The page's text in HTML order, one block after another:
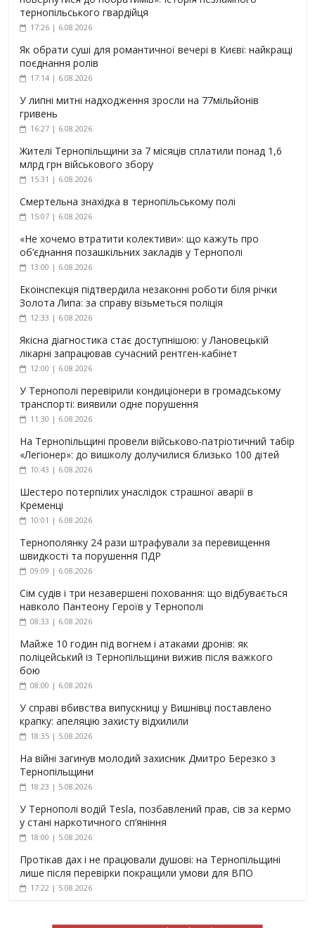
тернопільського гвардійця
17:26 | 6.08.2026
Як обрати суші для романтичної вечері в Києві: найкращі
поєднання ролів
17:14 | 6.08.2026
У липні митні надходження зросли на 77мільйонів
гривень
16:27 | 6.08.2026
Жителі Тернопільщини за 7 місяців сплатили понад 1,6
млрд грн військового збору
15:31 | 6.08.2026
Смертельна знахідка в тернопільському полі
15:07 | 6.08.2026
«Не хочемо втратити колективи»: що кажуть про
об’єднання позашкільних закладів у Тернополі
13:00 | 6.08.2026
Екоінспекція підтвердила незаконні роботи біля річки
Золота Липа: за справу візьметься поліція
12:33 | 6.08.2026
Якісна діагностика стає доступнішою: у Лановецькій
лікарні запрацював сучасний рентген-кабінет
12:00 | 6.08.2026
У Тернополі перевірили кондиціонери в громадському
транспорті: виявили одне порушення
11:30 | 6.08.2026
На Тернопільщині провели військово-патріотичний табір
«Легіонер»: до вишколу долучилися близько 100 дітей
10:43 | 6.08.2026
Шестеро потерпілих унаслідок страшної аварії в
Кременці
10:01 | 6.08.2026
Тернополянку 24 рази штрафували за перевищення
швидкості та порушення ПДР
09:09 | 6.08.2026
Сім судів і три незавершені поховання: що відбувається
навколо Пантеону Героїв у Тернополі
08:33 | 6.08.2026
Майже 10 годин під вогнем і атаками дронів: як
поліцейський із Тернопільщини вижив після важкого
бою
08:00 | 6.08.2026
У справі вбивства випускниці у Вишнівці поставлено
крапку: апеляцію захисту відхилили
18:35 | 5.08.2026
На війні загинув молодий захисник Дмитро Березко з
Тернопільщини
18:23 | 5.08.2026
У Тернополі водій Tesla, позбавлений прав, сів за кермо
у стані наркотичного сп’яніння
18:00 | 5.08.2026
Протікав дах і не працювали душові: на Тернопільщині
лише після перевірки покращили умови для ВПО
17:22 | 5.08.2026